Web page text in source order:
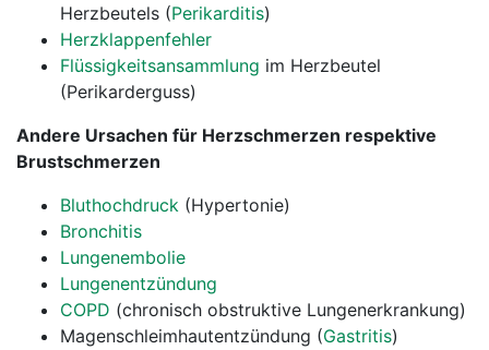
Herzbeutels (Perikarditis)
Herzklappenfehler
Flüssigkeitsansammlung im Herzbeutel
(Perikarderguss)
Andere Ursachen für Herzschmerzen respektive
Brustschmerzen
Bluthochdruck (Hypertonie)
Bronchitis
Lungenembolie
Lungenentzündung
COPD (chronisch obstruktive Lungenerkrankung)
Magenschleimhautentzündung (Gastritis)